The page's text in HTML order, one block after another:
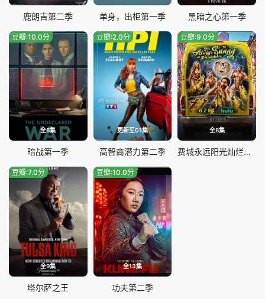
鹿朗吉第二季 单身，出柜第一季 黑暗之心第一季
全6集
豆瓣:10.0分
暗战第一季
更新至01集
豆瓣:2.0分
高智商潜力第二季
全8集
豆瓣:9.0分
费城永远阳光灿烂第十六季
全9集
豆瓣:7.0分
塔尔萨之王
全13集
豆瓣:10.0分
功夫第二季